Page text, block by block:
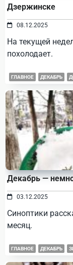
Дзержинске
08.12.2025
На текущей
похолодает.
ГЛАВНОЕ ДЕКАБРЬ
Декабрь —
03.12.2025
Синоптики
месяц.
ГЛАВНОЕ ДЕКАБРЬ